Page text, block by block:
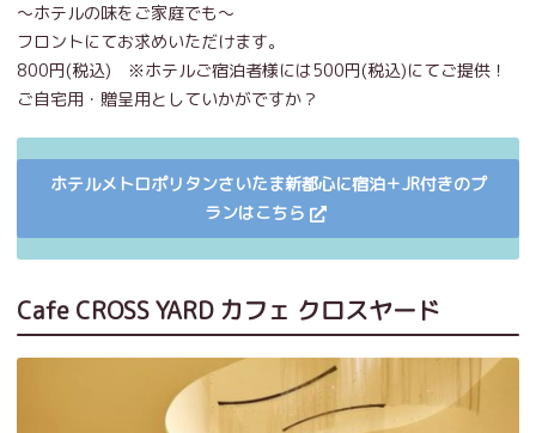
～ホテルの味をご家庭でも～
フロントにてお求めいただけます。
800円(税込) ※ホテルご宿泊者様には500円(税込)にてご提供！
ご自宅用・贈呈用としていかがですか？
ホテルメトロポリタンさいたま新都心に宿泊＋JR付きのプ
ランはこちら
Cafe CROSS YARD カフェ クロスヤード